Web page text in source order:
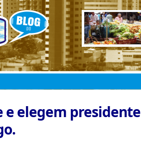
e elegem presidente